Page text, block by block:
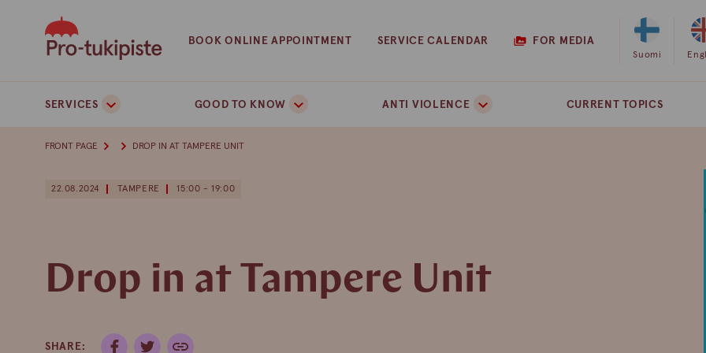
BOOK ONLINE APPOINTMENT SERVICE CALENDAR FOR MEDIA
Select
Suomi
SERVICES GOOD TO KNOW ANTI VIOLENCE CURRENT TOPICS
FRONT PAGE DROP IN AT TAMPERE UNIT
22.08.2024 TAMPERE 15:00 - 19:00
Drop in at Tampere Unit
SHARE: